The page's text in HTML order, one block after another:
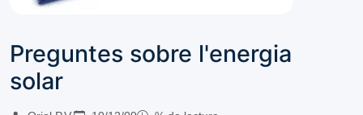
Preguntes sobre l'energia
solar